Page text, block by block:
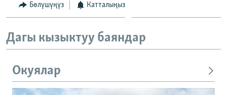
Бөлүшүңүз Катталыңыз
Дагы кызыктуу баяндар
Окуялар